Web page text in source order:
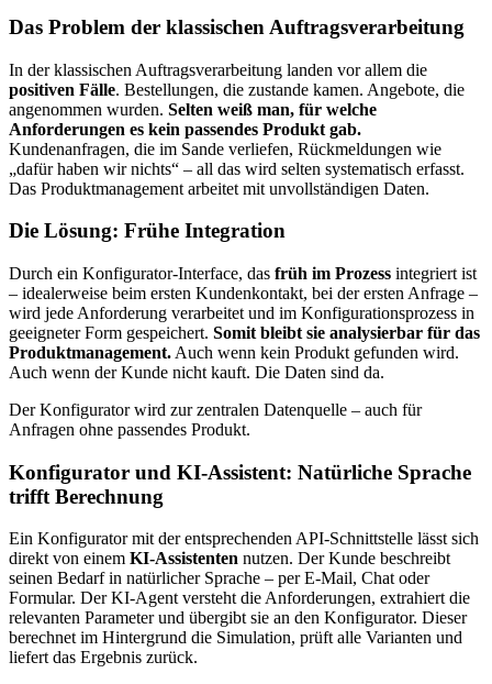
Das Problem der klassischen Auftragsverarbeitung
In der klassischen Auftragsverarbeitung landen vor allem die
positiven Fälle. Bestellungen, die zustande kamen. Angebote, die
angenommen wurden. Selten weiß man, für welche
Anforderungen es kein passendes Produkt gab.
Kundenanfragen, die im Sande verliefen, Rückmeldungen wie
„dafür haben wir nichts“ – all das wird selten systematisch erfasst.
Das Produktmanagement arbeitet mit unvollständigen Daten.
Die Lösung: Frühe Integration
Durch ein Konfigurator-Interface, das früh im Prozess integriert ist
– idealerweise beim ersten Kundenkontakt, bei der ersten Anfrage –
wird jede Anforderung verarbeitet und im Konfigurationsprozess in
geeigneter Form gespeichert. Somit bleibt sie analysierbar für das
Produktmanagement. Auch wenn kein Produkt gefunden wird.
Auch wenn der Kunde nicht kauft. Die Daten sind da.
Der Konfigurator wird zur zentralen Datenquelle – auch für
Anfragen ohne passendes Produkt.
Konfigurator und KI-Assistent: Natürliche Sprache
trifft Berechnung
Ein Konfigurator mit der entsprechenden API-Schnittstelle lässt sich
direkt von einem KI-Assistenten nutzen. Der Kunde beschreibt
seinen Bedarf in natürlicher Sprache – per E-Mail, Chat oder
Formular. Der KI-Agent versteht die Anforderungen, extrahiert die
relevanten Parameter und übergibt sie an den Konfigurator. Dieser
berechnet im Hintergrund die Simulation, prüft alle Varianten und
liefert das Ergebnis zurück.